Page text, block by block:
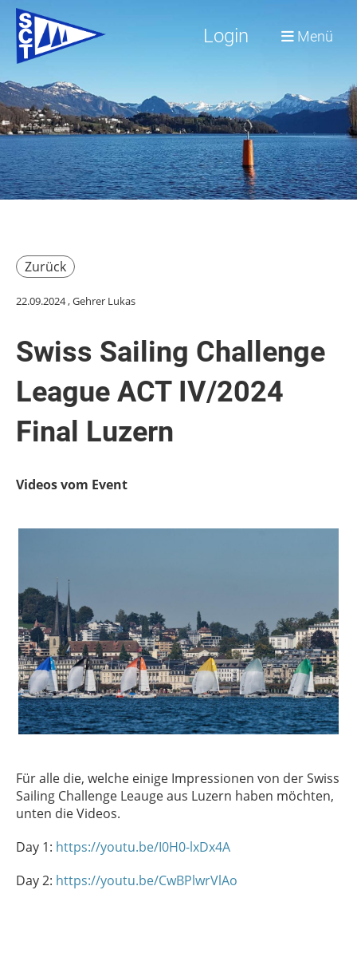
Login Menü
Zurück
22.09.2024, Gehrer Lukas
Swiss Sailing Challenge
League ACT IV/2024
Final Luzern
Videos vom Event
Für alle die, welche einige Impressionen von der Swiss
Sailing Challenge Leauge aus Luzern haben möchten,
unten die Videos.
Day 1: https://youtu.be/I0H0-lxDx4A
Day 2: https://youtu.be/CwBPlwrVlAo